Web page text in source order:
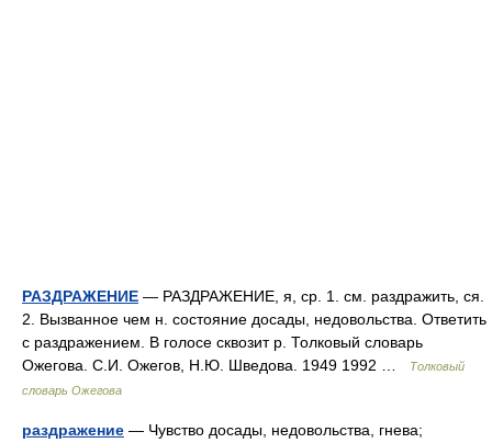
РАЗДРАЖЕНИЕ — РАЗДРАЖЕНИЕ, я, ср. 1. см. раздражить, ся.
2. Вызванное чем н. состояние досады, недовольства. Ответить
с раздражением. В голосе сквозит р. Толковый словарь
Ожегова. С.И. Ожегов, Н.Ю. Шведова. 1949 1992 …
Толковый
словарь Ожегова
раздражение — Чувство досады, недовольства, гнева;